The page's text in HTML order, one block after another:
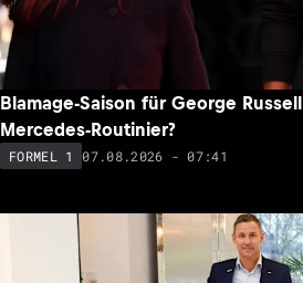
Blamage-Saison für George
Mercedes-Routinier?
FORMEL 1 07.08.2026 - 07:41